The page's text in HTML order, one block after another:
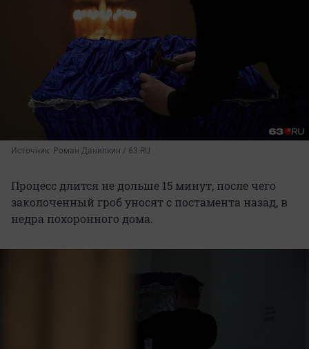
Источник: Роман Данилкин / 63.RU
Процесс длится не дольше 15 минут, после чего
заколоченный гроб уносят с постамента назад, в
недра похоронного дома.